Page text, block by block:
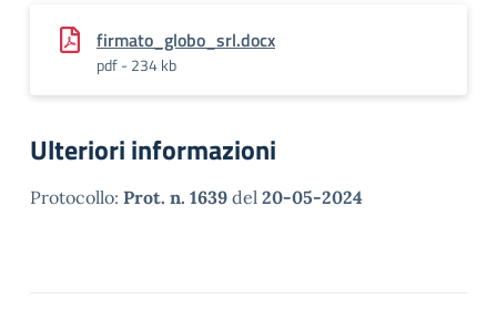
firmato_globo_srl.docx
pdf - 234 kb
Ulteriori informazioni
Protocollo: Prot. n. 1639 del 20-05-2024